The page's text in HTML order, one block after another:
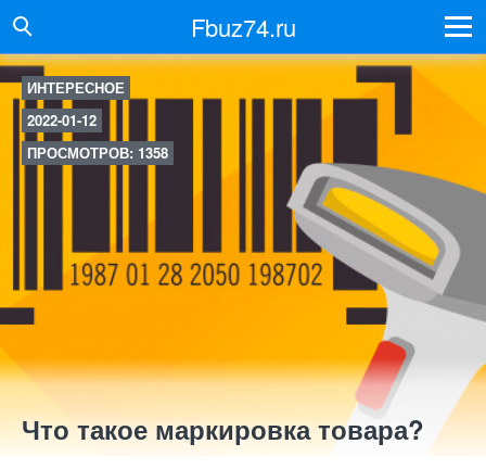
Fbuz74.ru
ИНТЕРЕСНОЕ
2022-01-12
ПРОСМОТРОВ: 1358
Что такое маркировка товара?